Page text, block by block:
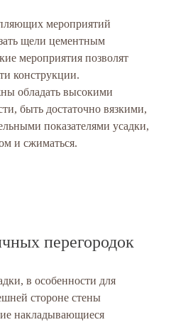
мероприятий
щели цементным
мероприятия позволят
конструкции.
обладать высокими
быть достаточно вязкими,
показателями усадки,
и сжиматься.
перегородок
в особенности для
стороне стены
накладывающиеся